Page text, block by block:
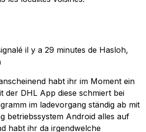
il y a 29 minutes de Hasloh,
habt ihr im Moment ein
der DHL App diese schmiert bei
im ladevorgang ständig ab mit
betriebssystem Android alles auf
habt ihr da irgendwelche